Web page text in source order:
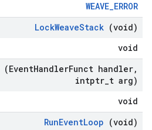
WEAVE_ERROR
LockWeaveStack (void)
void
(EventHandlerFunct handler,
intptr t arg)
void
RunEventLoop (void)